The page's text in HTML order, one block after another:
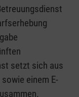
setzt sich aus
einem E-